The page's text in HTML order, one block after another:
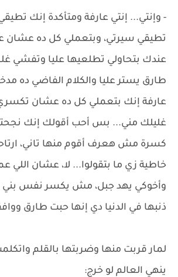
- وإنتي... إنتي عارفة ومتأكدة إنك
تطيقي سيرتي، وبتعملي كل ده عشان
عندك بتحاولي تطلعيها عليا وتفشي
طارق يستر عليا والكلام الفاضي ده
عارفة إنك بتعملي كل ده عشان
غليلك مني... بس أحب أقولك إنك
كسرة مش هعرف أقوم منها تاني،
خاطية زي ما بتقولوا... لا، عشان اللي
وأخوكي يهد جبل، مش يكسر نفس بني
ذنبها في الدنيا دي إنها حبت طارق
لمار قربت منها وضربتها بالقلم
ينهي العالم لو خرج: